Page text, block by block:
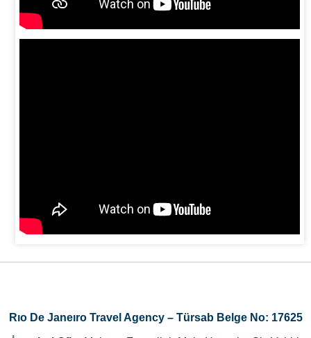
Rıo De Janeıro Travel Agency – Türsab Belge No: 17625